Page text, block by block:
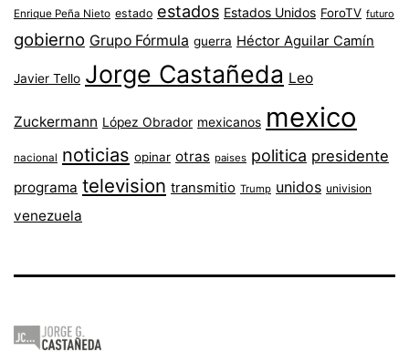
Enrique Peña Nieto estado estados Estados Unidos ForoTV futuro
gobierno Grupo Fórmula guerra Héctor Aguilar Camín
Javier Tello Jorge Castañeda Leo
Zuckermann López Obrador mexicanos mexico
nacional noticias opinar otras paises politica presidente
programa television transmitio Trump unidos univision
venezuela